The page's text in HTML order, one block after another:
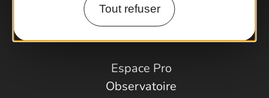
Tout refuser
Comment venir ?
Espace Pro
Observatoire